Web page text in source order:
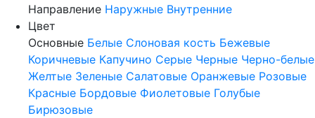
Направление Наружные Внутренние
Цвет
Основные Белые Слоновая кость Бежевые
Коричневые Капучино Серые Черные Черно-белые
Желтые Зеленые Салатовые Оранжевые Розовые
Красные Бордовые Фиолетовые Голубые
Бирюзовые